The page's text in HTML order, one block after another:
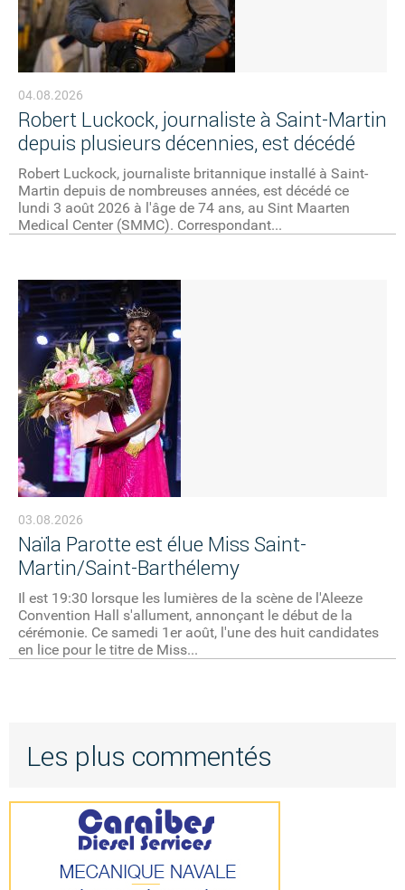
04.08.2026
Robert Luckock, journaliste à Saint-Martin
depuis plusieurs décennies, est décédé
Robert Luckock, journaliste britannique installé à Saint-
Martin depuis de nombreuses années, est décédé ce
lundi 3 août 2026 à l'âge de 74 ans, au Sint Maarten
Medical Center (SMMC). Correspondant...
03.08.2026
Naïla Parotte est élue Miss Saint-
Martin/Saint-Barthélemy
Il est 19:30 lorsque les lumières de la scène de l'Aleeze
Convention Hall s'allument, annonçant le début de la
cérémonie. Ce samedi 1er août, l'une des huit candidates
en lice pour le titre de Miss...
Les plus commentés